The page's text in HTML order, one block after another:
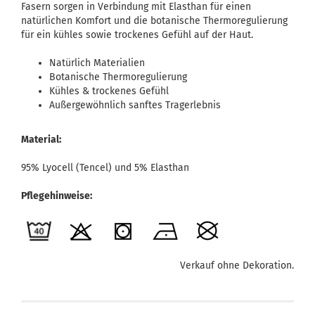
Fasern sorgen in Verbindung mit Elasthan für einen
natürlichen Komfort und die botanische Thermoregulierung
für ein kühles sowie trockenes Gefühl auf der Haut.
Natürlich Materialien
Botanische Thermoregulierung
Kühles & trockenes Gefühl
Außergewöhnlich sanftes Tragerlebnis
Material:
95% Lyocell (Tencel) und 5% Elasthan
Pflegehinweise:
Verkauf ohne Dekoration.